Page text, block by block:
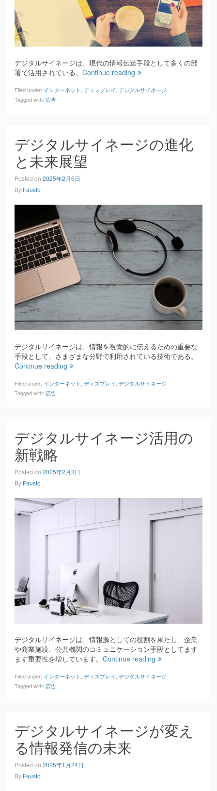
デジタルサイネージは、現代の情報伝達手段として多くの部
署で活用されている。 Continue reading
Filed under: インターネット ディスプレイ デジタルサイネージ
Tagged with: 広告
デジタルサイネージの進化
と未来展望
Posted on 2025年2月6日
By Fausto
デジタルサイネージは、情報を視覚的に伝えるための重要な
手段として、さまざまな分野で利用されている技術である。
Continue reading
Filed under: インターネット ディスプレイ デジタルサイネージ
Tagged with: 広告
デジタルサイネージ活用の
新戦略
Posted on 2025年2月3日
By Fausto
デジタルサイネージは、情報源としての役割を果たし、企業
や商業施設、公共機関のコミュニケーション手段としてます
ます重要性を増しています。 Continue reading
Filed under: インターネット, ディスプレイ, デジタルサイネージ
Tagged with: 広告
デジタルサイネージが変え
る情報発信の未来
Posted on 2025年1月24日
By Fausto